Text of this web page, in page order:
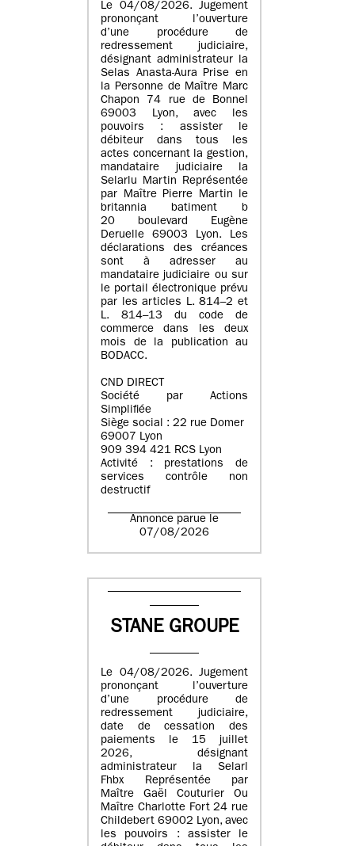
Le 04/08/2026. Jugement
prononçant l’ouverture
d’une procédure de
redressement judiciaire,
désignant administrateur la
Selas Anasta-Aura Prise en
la Personne de Maître Marc
Chapon 74 rue de Bonnel
69003 Lyon, avec les
pouvoirs : assister le
débiteur dans tous les
actes concernant la gestion,
mandataire judiciaire la
Selarlu Martin Représentée
par Maître Pierre Martin le
britannia batiment b
20 boulevard Eugène
Deruelle 69003 Lyon. Les
déclarations des créances
sont à adresser au
mandataire judiciaire ou sur
le portail électronique prévu
par les articles L. 814–2 et
L. 814–13 du code de
commerce dans les deux
mois de la publication au
BODACC.
CND DIRECT
Société par Actions
Simplifiée
Siège social : 22 rue Domer
69007 Lyon
909 394 421 RCS Lyon
Activité : prestations de
services contrôle non
destructif
Annonce parue le
07/08/2026
STANE GROUPE
Le 04/08/2026. Jugement
prononçant l’ouverture
d’une procédure de
redressement judiciaire,
date de cessation des
paiements le 15 juillet
2026, désignant
administrateur la Selarl
Fhbx Représentée par
Maître Gaël Couturier Ou
Maître Charlotte Fort 24 rue
Childebert 69002 Lyon, avec
les pouvoirs : assister le